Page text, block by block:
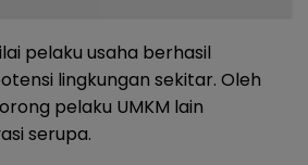
pelaku usaha berhasil
lingkungan sekitar. Oleh
pelaku UMKM lain
serupa.